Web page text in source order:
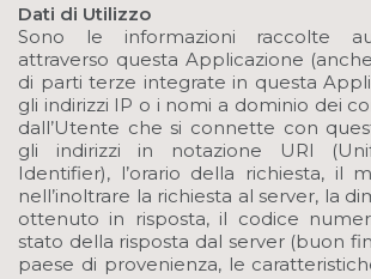
Dati di Utilizzo
Sono le informazioni raccolte
attraverso questa Applicazione
di parti terze integrate in questa
gli indirizzi IP o i nomi a dominio dei
dall’Utente che si connette con
gli indirizzi in notazione URI
Identifier), l’orario della richiesta, il
nell’inoltrare la richiesta al server, la
ottenuto in risposta, il codice
stato della risposta dal server (buon
paese di provenienza, le